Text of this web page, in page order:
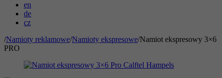
en
de
cz
/Namioty reklamowe/Namioty ekspresowe/Namiot ekspresowy 3×6
PRO